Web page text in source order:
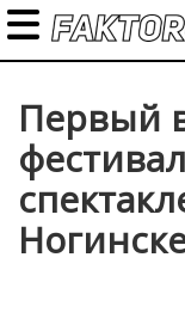
Первый